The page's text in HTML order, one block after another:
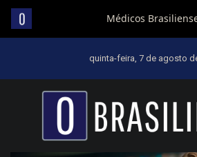
quinta-feira, 7 de agosto
Um diário de notícias que